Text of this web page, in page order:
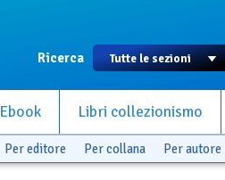
Ricerca
Ebook Libri collezionismo
Per editore Per collana Per autore